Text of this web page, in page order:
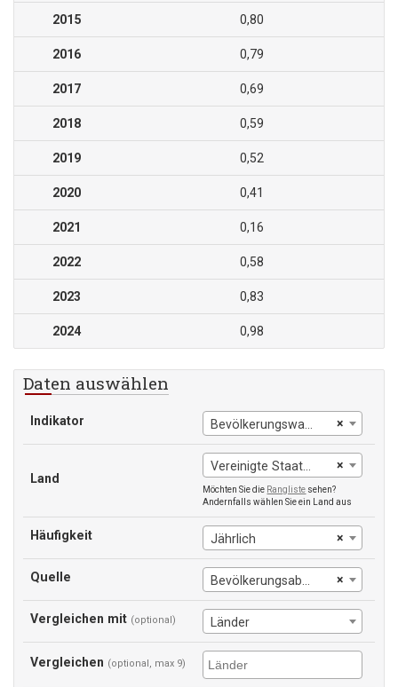
2015 0,80
2016 0,79
2017 0,69
2018 0,59
2019 0,52
2020 0,41
2021 0,16
2022 0,58
2023 0,83
2024 0,98
Daten auswählen
Indikator ×
Bevölkerungswachstum
Land
×
Vereinigte Staaten
Möchten Sie die Rangliste sehen?
Andernfalls wählen Sie ein Land aus
Häufigkeit ×
Jährlich
Quelle ×
Bevölkerungsabteilung der Vereinten Nationen
Vergleichen mit (optional) Länder
Vergleichen (optional, max 9)